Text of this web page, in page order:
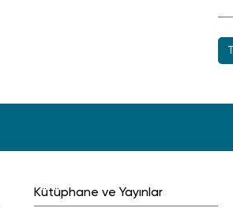
Kütüphane ve Yayınlar